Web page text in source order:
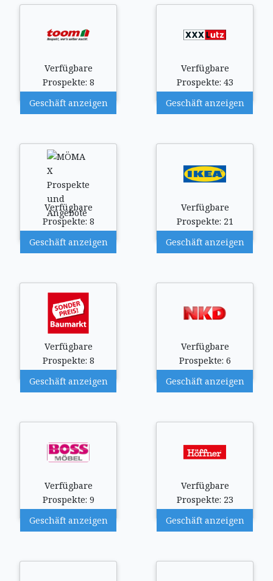
Verfügbare
Prospekte: 8
Geschäft anzeigen
Verfügbare
Prospekte: 43
Geschäft anzeigen
Verfügbare
Prospekte: 8
Geschäft anzeigen
Verfügbare
Prospekte: 21
Geschäft anzeigen
Verfügbare
Prospekte: 8
Geschäft anzeigen
Verfügbare
Prospekte: 6
Geschäft anzeigen
Verfügbare
Prospekte: 9
Geschäft anzeigen
Verfügbare
Prospekte: 23
Geschäft anzeigen